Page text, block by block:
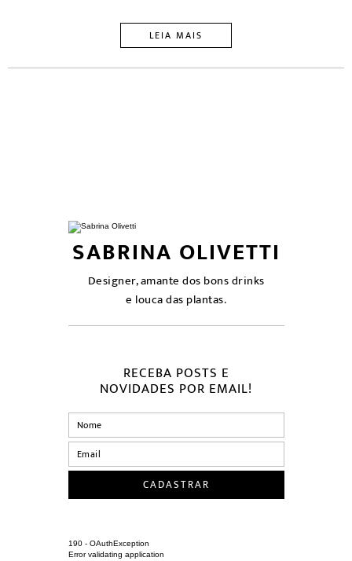
LEIA MAIS
SABRINA OLIVETTI
Designer, amante dos bons drinks
e louca das plantas.
RECEBA POSTS E
NOVIDADES POR EMAIL!
190 - OAuthException
Error validating application